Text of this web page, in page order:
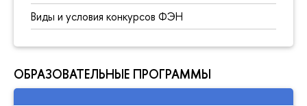
Виды и условия конкурсов ФЭН
ОБРАЗОВАТЕЛЬНЫЕ ПРОГРАММЫ